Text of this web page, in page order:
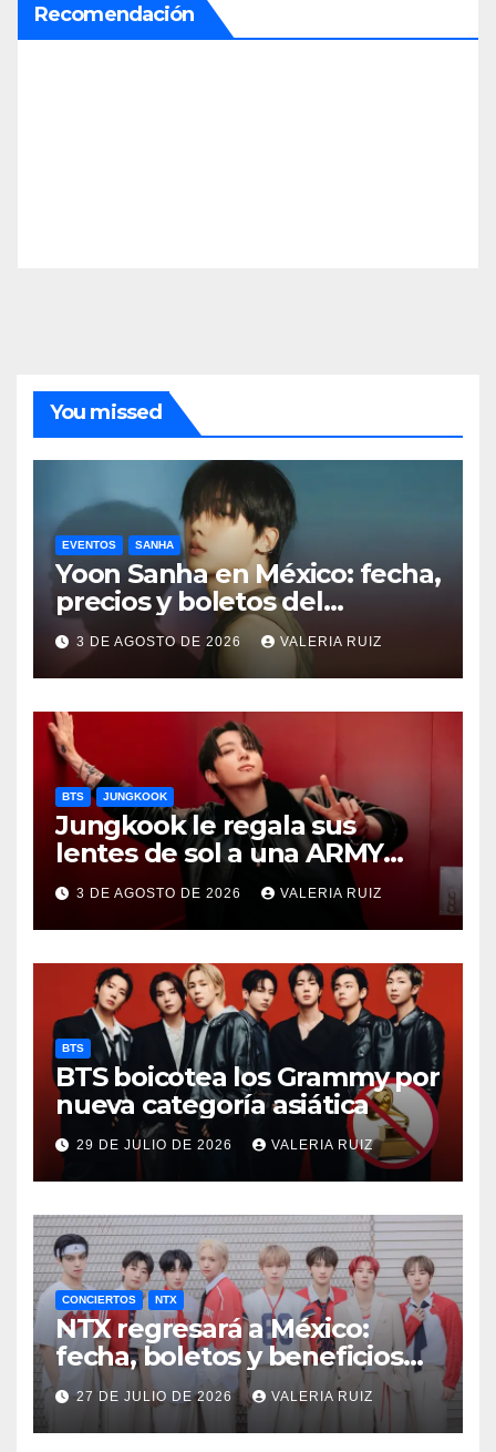
Recomendación
You missed
EVENTOS SANHA
Yoon Sanha en México: fecha,
precios y boletos del
FANCON
3 DE AGOSTO DE 2026 VALERIA RUIZ
BTS JUNGKOOK
Jungkook le regala sus
lentes de sol a una ARMY
durante concierto de BTS
3 DE AGOSTO DE 2026 VALERIA RUIZ
BTS
BTS boicotea los Grammy por
nueva categoría asiática
29 DE JULIO DE 2026 VALERIA RUIZ
CONCIERTOS NTX
NTX regresará a México:
fecha, boletos y beneficios
VIP27 DE JULIO DE 2026 VALERIA RUIZ